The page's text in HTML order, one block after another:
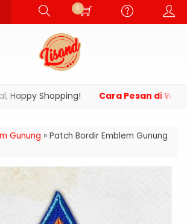
0
Shopping! Cara Pesan di
Gunung » Patch Bordir Emblem Gunung